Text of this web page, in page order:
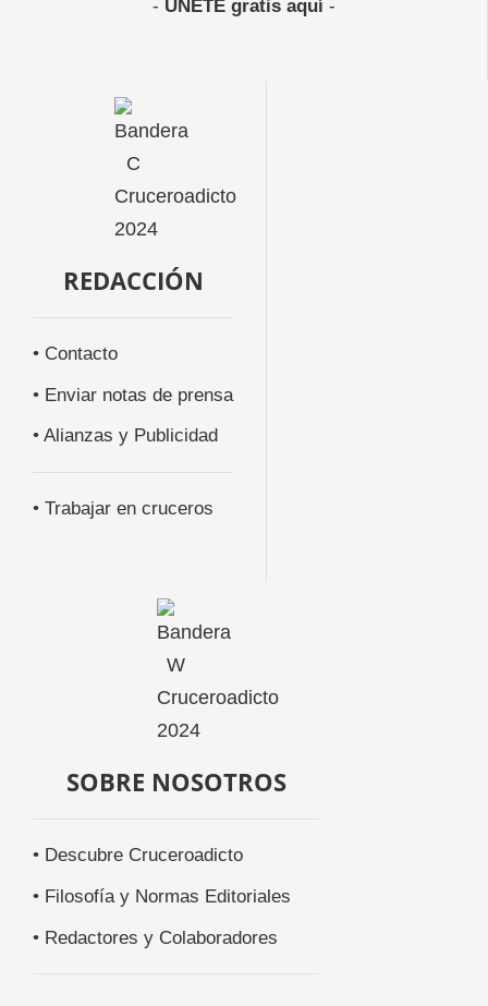
- ÚNETE gratis aquí-
REDACCIÓN
• Contacto
• Enviar notas de prensa
• Alianzas y Publicidad
• Trabajar en cruceros
SOBRE NOSOTROS
• Descubre Cruceroadicto
• Filosofía y Normas Editoriales
• Redactores y Colaboradores